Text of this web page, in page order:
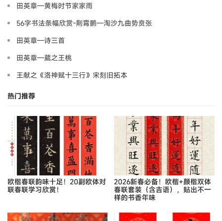
田英章—黄梅时节家家雨
56字书法条幅欣赏-荆霄鹏—淘沙九曲势贲张
田英章—诗三首
田英章—葳之王桃
王献之《洛神赋十三行》宋刻旧拓本
热门推荐
欧楷春联韵味十足！20副欧体对
联春联学习欣赏！
2026新春必备！欧楷+颜楷双体
春联套装（含吉语），贴出不一
样的书香年味